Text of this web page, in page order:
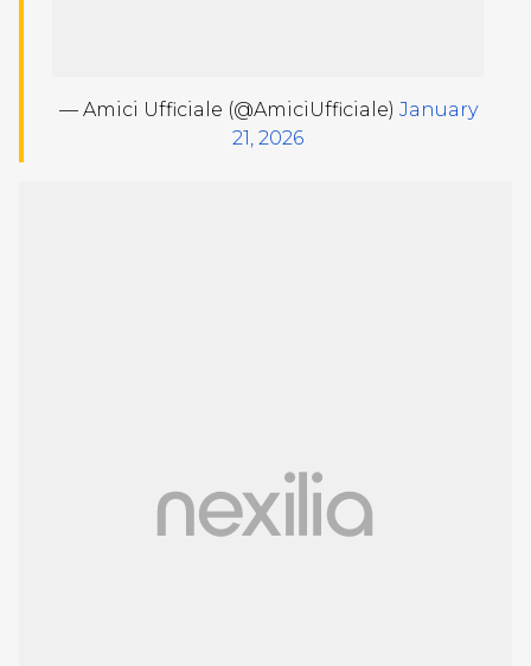
— Amici Ufficiale (@AmiciUfficiale) January
21, 2026